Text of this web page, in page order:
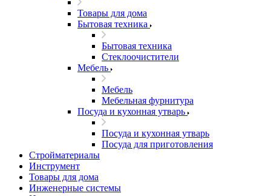
Товары для дома
Бытовая техника
Бытовая техника
Стеклоочистители
Мебель
Мебель
Мебельная фурнитура
Посуда и кухонная утварь
Посуда и кухонная утварь
Посуда для приготовления
Стройматериалы
Инструмент
Товары для дома
Инженерные системы